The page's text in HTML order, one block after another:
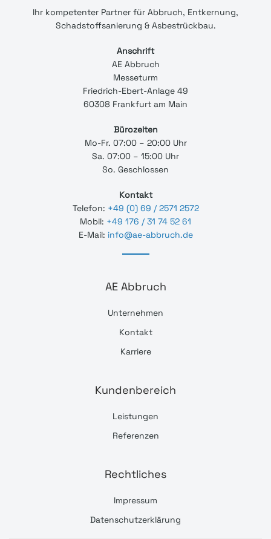
Ihr kompetenter Partner für Abbruch, Entkernung,
Schadstoffsanierung & Asbestrückbau.
Anschrift
AE Abbruch
Messeturm
Friedrich-Ebert-Anlage 49
60308 Frankfurt am Main
Bürozeiten
Mo-Fr. 07:00 – 20:00 Uhr
Sa. 07:00 – 15:00 Uhr
So. Geschlossen
Kontakt
Telefon: +49 (0) 69 / 2571 2572
Mobil: +49 176 / 31 74 52 61
E-Mail: info@ae-abbruch.de
AE Abbruch
Unternehmen
Kontakt
Karriere
Kundenbereich
Leistungen
Referenzen
Rechtliches
Impressum
Datenschutzerklärung